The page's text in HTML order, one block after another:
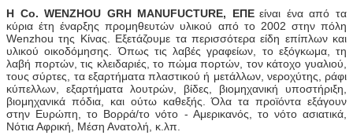
Η Co. WENZHOU GRH MANUFUCTURE, ΕΠΕ είναι ένα από τα
κύρια έτη έναρξης προμηθευτών υλικού από το 2002 στην πόλη
Wenzhou της Κίνας. Εξετάζουμε τα περισσότερα είδη επίπλων και
υλικού οικοδόμησης. Όπως τις λαβές γραφείων, το εξόγκωμα, τη
λαβή πορτών, τις κλειδαριές, το πώμα πορτών, τον κάτοχο γυαλιού,
τους σύρτες, τα εξαρτήματα πλαστικού ή μετάλλων, νεροχύτης, ράφι
κύπελλων, εξαρτήματα λουτρών, βίδες, βιομηχανική υποστήριξη,
βιομηχανικά πόδια, και ούτω καθεξής. Όλα τα προϊόντα εξάγουν
στην Ευρώπη, το Βορρά/το νότο - Αμερικανός, το νότο ασιατικά,
Νότια Αφρική, Μέση Ανατολή, κ.λπ.